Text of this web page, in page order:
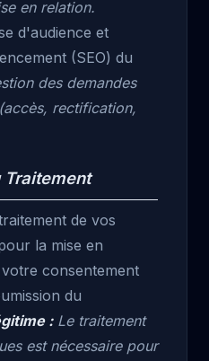
en relation.
d'audience et
(SEO) du
des demandes
rectification,
Traitement
de vos
la mise en
consentement
du
:Le traitement
est nécessaire pour